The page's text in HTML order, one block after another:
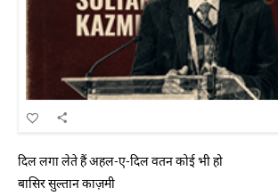
दिल लगा लेते हैं अहल-ए-दिल वतन कोई भी हो
बासिर सुल्तान काज़मी